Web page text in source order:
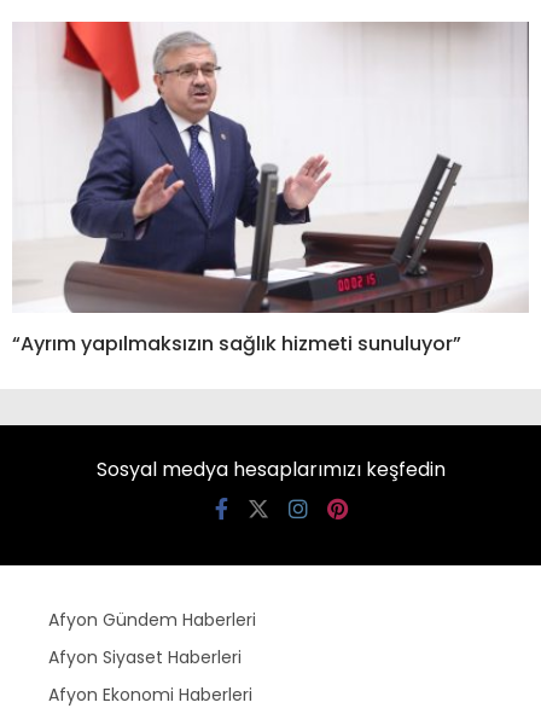
“Ayrım yapılmaksızın sağlık hizmeti sunuluyor”
Sosyal medya hesaplarımızı keşfedin
Afyon Gündem Haberleri
Afyon Siyaset Haberleri
Afyon Ekonomi Haberleri